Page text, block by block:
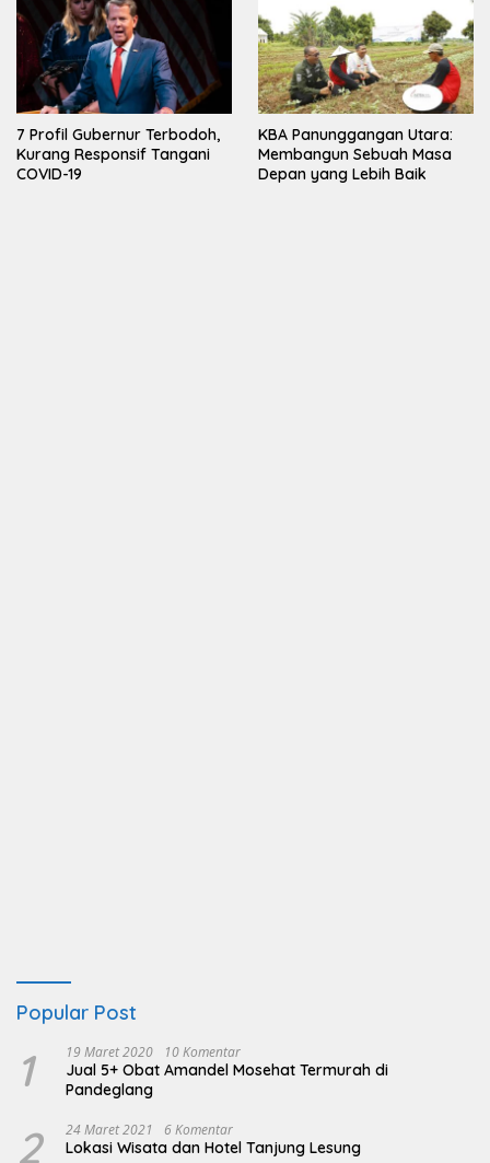
7 Profil Gubernur Terbodoh,
Kurang Responsif Tangani
COVID-19
KBA Panunggangan Utara:
Membangun Sebuah Masa
Depan yang Lebih Baik
Popular Post
1 19 Maret 2020 10 Komentar
Jual 5+ Obat Amandel Mosehat Termurah di
Pandeglang
2 24 Maret 2021 6 Komentar
Lokasi Wisata dan Hotel Tanjung Lesung